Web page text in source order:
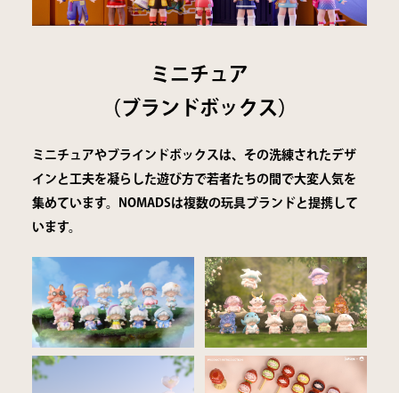
ミニチュア
（ブランドボックス）
​​​​​ミニチュアやブラインドボックスは、その洗練されたデザ
インと工夫を凝らした遊び方で若者たちの間で大変人気を
集めています。NOMADSは複数の玩具ブランドと提携して
います。